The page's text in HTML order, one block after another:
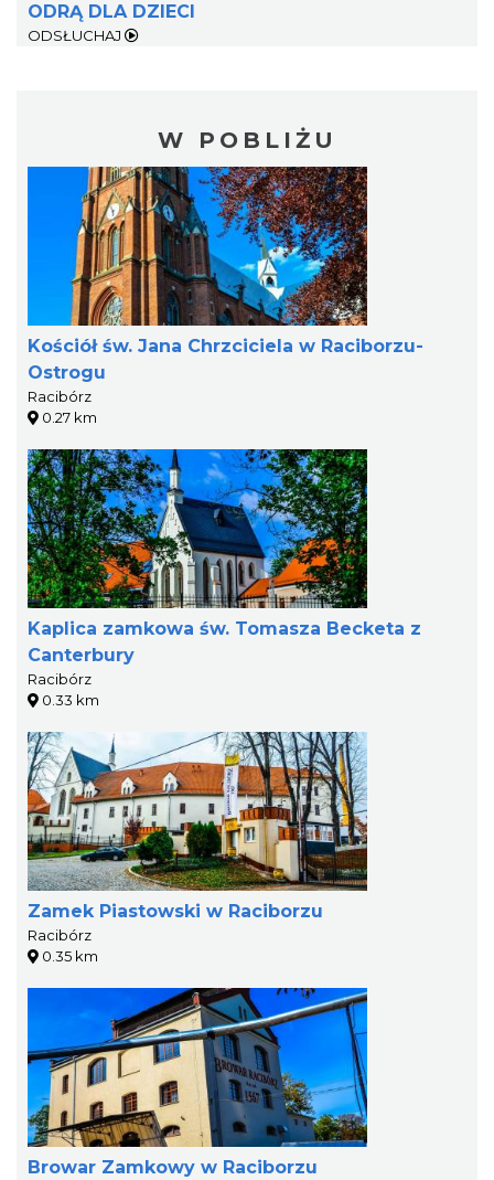
ODRĄ DLA DZIECI
ODSŁUCHAJ
W POBLIŻU
Kościół św. Jana Chrzciciela w Raciborzu-
Ostrogu
Racibórz
0.27 km
Kaplica zamkowa św. Tomasza Becketa z
Canterbury
Racibórz
0.33 km
Zamek Piastowski w Raciborzu
Racibórz
0.35 km
Browar Zamkowy w Raciborzu